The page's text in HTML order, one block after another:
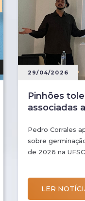
29/04/2026
Pinhões
associadas
Pedro Corrales
sobre
de 2026 na UFSC
LER